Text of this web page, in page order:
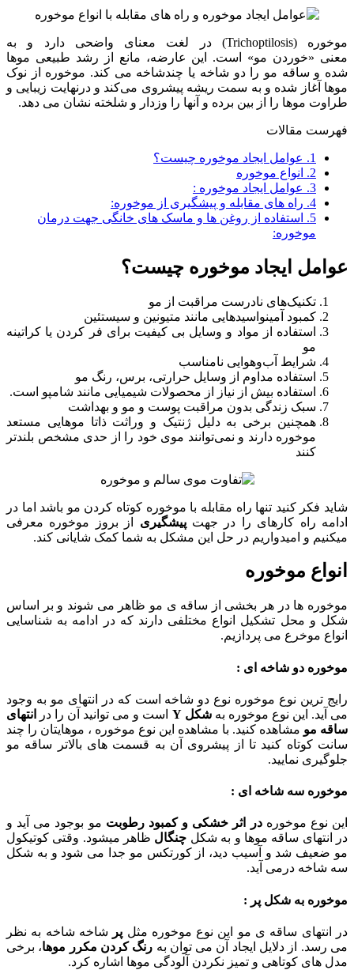
موخوره (Trichoptilosis) در لغت معنای واضحی دارد و به
معنی «خوردن مو» است. این عارضه، مانع از رشد طبیعی موها
شده و ساقه مو را دو شاخه یا چندشاخه می کند. موخوره از نوک
موها آغاز شده و به سمت ریشه پیشروی می‌کند و درنهایت زیبایی و
طراوت موها را از بین برده و آنها را وزدار و شلخته نشان می دهد.
فهرست مقالات
1.
عوامل ایجاد موخوره چیست؟
2.
انواع موخوره
3. عوامل ایجاد موخوره :
4. راه های مقابله و پیشگیری از موخوره:
5.
استفاده از روغن ها و ماسک های خانگی جهت درمان
موخوره:
عوامل ایجاد موخوره چیست؟
تکنیک‌های نادرست مراقبت از مو
کمبود آمینواسیدهایی مانند متیونین و سیستئین
استفاده از مواد و وسایل بی کیفیت برای فر کردن یا کراتینه
مو
شرایط آب‌وهوایی نامناسب
استفاده مداوم از وسایل حرارتی، برس، رنگ مو
استفاده بیش از نیاز از محصولات شیمیایی مانند شامپو است.
سبک زندگی بدون مراقبت پوست و مو و بهداشت
همچنین برخی به دلیل ژنتیک و وراثت ذاتا موهایی مستعد
موخوره دارند و نمی‌توانند موی خود را از حدی مشخص بلندتر
کنند
شاید فکر کنید تنها راه مقابله با موخوره کوتاه کردن مو باشد اما در
ادامه راه کارهای را در جهتپیشگیری از بروز موخوره معرفی
میکنیم و امیدواریم در حل این مشکل به شما کمک شایانی کند.
انواع موخوره
موخوره ها در هر بخشی از ساقه ی مو ظاهر می شوند و بر اساس
شکل و محل تشکیل انواع مختلفی دارند که در ادامه به شناسایی
انواع موخرع می پردازیم.
موخوره دو شاخه ای :
رایج ترین نوع موخوره نوع دو شاخه است که در انتهای مو به وجود
می آید. این نوع موخوره بهشکل Y است و می توانید آن را در
انتهای
ساقه مو مشاهده کنید. با مشاهده این نوع موخوره ، موهایتان را چند
سانت کوتاه کنید تا از پیشروی آن به قسمت های بالاتر ساقه مو
جلوگیری نمایید.
موخوره سه شاخه ای :
این نوع موخورهدر اثر خشکی و کمبود رطوبت مو بوجود می آید و
در انتهای ساقه موها و به شکل چنگال ظاهر میشود. وقتی کوتیکول
مو ضعیف شد و آسیب دید، از کورتکس مو جدا می شود و به شکل
سه شاخه درمی آید.
موخوره به شکل پر :
در انتهای ساقه ی مو این نوع موخوره مثل پر شاخه شاخه به نظر
می رسد. از دلایل ایجاد آن می توان به رنگ کردن مکرر موها، برخی
مدل های کوتاهی و تمیز نکردن آلودگی موها اشاره کرد.